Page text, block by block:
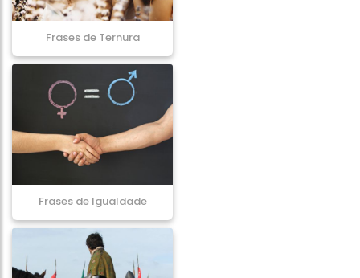
Frases de Ternura
Frases de Igualdade